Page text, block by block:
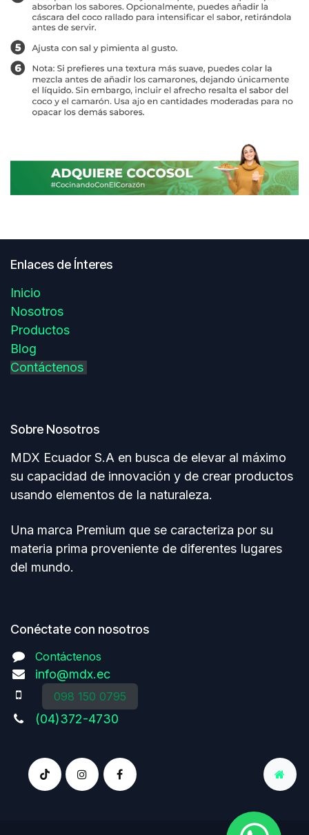
Enlaces de Ínteres
Inicio
Nosotros
Productos
Blog
Contáctenos
Sobre Nosotros
MDX Ecuador S.A en busca de elevar al máximo
su capacidad de innovación y de crear productos
usando elementos de Ia naturaleza.
Una marca Premium que se caracteriza por su
materia prima proveniente de diferentes Iugares
del mundo.
Conéctate con nosotros
Contáctenos
info@mdx.ec
098 150 0795
(04)372-4730